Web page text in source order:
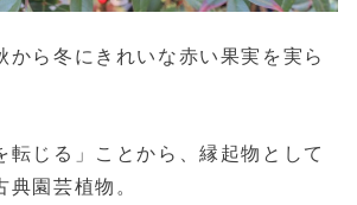
から冬にきれいな赤い果実を実ら
転じる」ことから、縁起物として
園芸植物。